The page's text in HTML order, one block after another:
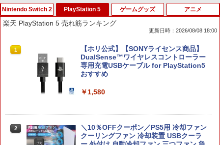
1
スプラトゥーン レイダース|オンライン
コード版
￥5,832
1
PlayStation 5 デジタル・エディション
日本語専用 Console Language: Japan
ese only (CFI-2200B01)
￥55,000
プロダクトコード 封入
￥7,286
1
【純正品】Xbox ワイヤレス コントロー
ラー + USB-C® ケーブル
￥8,300
【純正品】Xbox ワイヤレス コントロー
【純正品】Xbox ワイヤレス コントロー
1
劇場版「鬼滅の刃」無限城編 第一章 猗
窩座再来 通常版 [Blu-ray]
￥3,982
窩座再来 通常版 [DVD]
Nintendo Switch 2
1
【inklink公式】Switch / Switch2 コン
トローラー スイッチ2 スイッチ プロコン
プロコントローラー switchコントロー
ラ switch2コントローラ プロコンswitc
ジャイロセンサー搭載 ジョイコン 無線
￥2,960
PlayStation 5
楽天 PlayStation 5 売れ筋ランキング
更新日時：2026/08/08 18:00
1
【ホリ公式】【SONYライセンス商品】
DualSense™ワイヤレスコントローラー
専用充電USBケーブル for PlayStation5
おすすめ
￥1,580
2
＼10％OFFクーポン／PS5用 冷却ファン
クーリングファン 冷却装置 USBクーラ
ゲームグッズ アニメ